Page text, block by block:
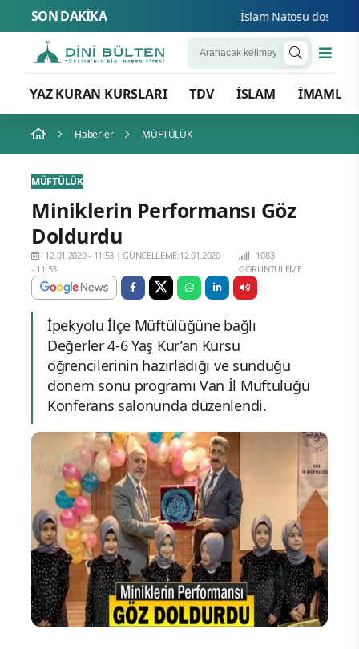
SON DAKİKA İslam Natosu dosta
YAZ KURAN KURSLARI TDV İSLAM İMAMLAR
Haberler MÜFTÜLÜK
MÜFTÜLÜK
Miniklerin Performansı Göz
Doldurdu
12.01.2020 - 11:53 |GÜNCELLEME:12.01.2020
- 11:53
1083
GÖRÜNTÜLEME
İpekyolu İlçe Müftülüğüne bağlı
Değerler 4-6 Yaş Kur’an Kursu
öğrencilerinin hazırladığı ve sunduğu
dönem sonu programı Van İl Müftülüğü
Konferans salonunda düzenlendi.